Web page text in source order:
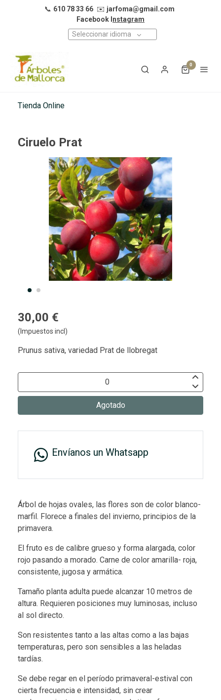
📞 610 78 33 66 ✉️ jarfoma@gmail.com
Facebook I nstagram
Seleccionar idioma
0
Tienda Online
Ciruelo Prat
30,00 €
(Impuestos incl)
Prunus sativa, variedad Prat de llobregat
Agotado
Envíanos un Whatsapp
Árbol de hojas ovales, las flores son de color blanco-
marfil. Florece a finales del invierno, principios de la
primavera.
El fruto es de calibre grueso y forma alargada, color
rojo pasando a morado. Carne de color amarilla- roja,
consistente, jugosa y armática.
Tamaño planta adulta puede alcanzar 10 metros de
altura. Requieren posiciones muy luminosas, incluso
al sol directo.
Son resistentes tanto a las altas como a las bajas
temperaturas, pero son sensibles a las heladas
tardías.
Se debe regar en el período primaveral-estival con
cierta frecuencia e intensidad, sin crear